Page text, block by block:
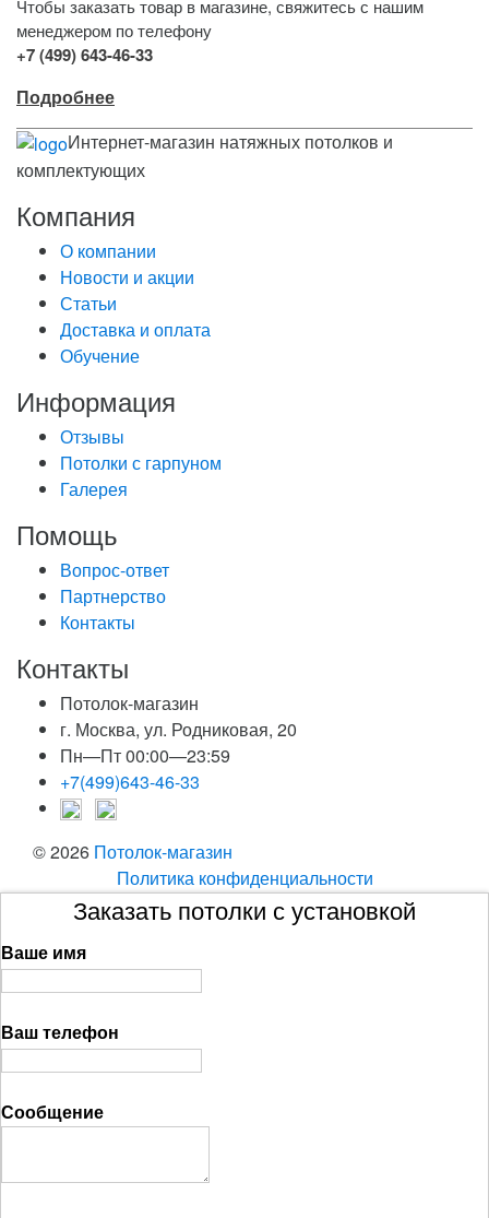
Чтобы заказать товар в магазине, свяжитесь с нашим
менеджером по телефону
+7 (499) 643-46-33
Подробнее
Интернет-магазин натяжных потолков и
комплектующих
Компания
О компании
Новости и акции
Статьи
Доставка и оплата
Обучение
Информация
Отзывы
Потолки с гарпуном
Галерея
Помощь
Вопрос-ответ
Партнерство
Контакты
Контакты
Потолок-магазин
г. Москва, ул. Родниковая, 20
Пн—Пт 00:00—23:59
+7(499)643-46-33
© 2026 Потолок-магазин
Политика конфиденциальности
Заказать потолки с установкой
Ваше имя
Ваш телефон
Сообщение